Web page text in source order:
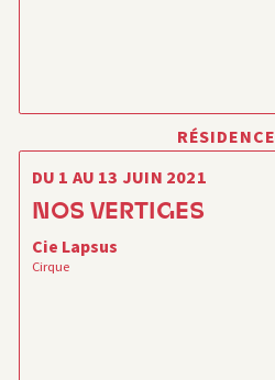
RÉSIDENCE
DU 1 AU 13 JUIN 2021
NOS VERTIGES
Cie Lapsus
Cirque